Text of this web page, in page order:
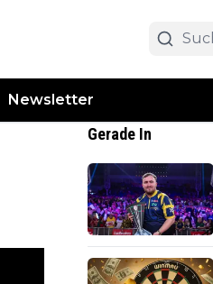
Newsletter
Gerade In